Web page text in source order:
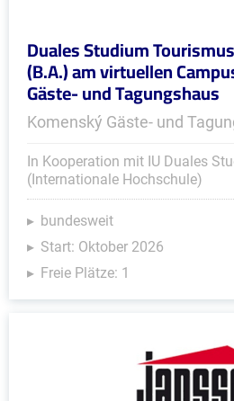
Duales Studium
(B.A.) am virtuellen
Gäste- und Tagungshaus
Komenský Gäste- und
In Kooperation mit IU Duales
(Internationale Hochschule)
bundesweit
Start: Oktober 2026
Freie Plätze: 1